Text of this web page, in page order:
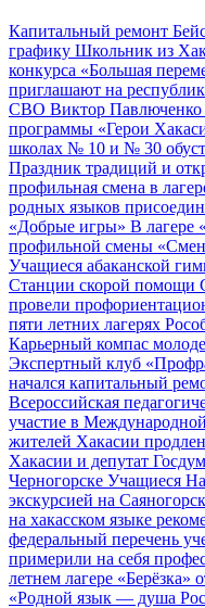
Капитальный ремонт
графику Школьник из
конкурса «Большая
приглашают на
СВО Виктор Павлюченко
программы «Герои
школах № 10 и № 30
Праздник традиций и
профильная смена в
родных языков
«Добрые игры» В лагере
профильной смены
Учащиеся абаканской
Станции скорой помощи
провели
пяти летних лагерях
Карьерный компас
Экспертный клуб
начался капитальный
Всероссийская
участие в
жителей Хакасии
Хакасии и депутат
Черногорске Учащиеся
экскурсией на
на хакасском языке
федеральный перечень
примерили на себя
летнем лагере «Берёзка»
«Родной язык — душа